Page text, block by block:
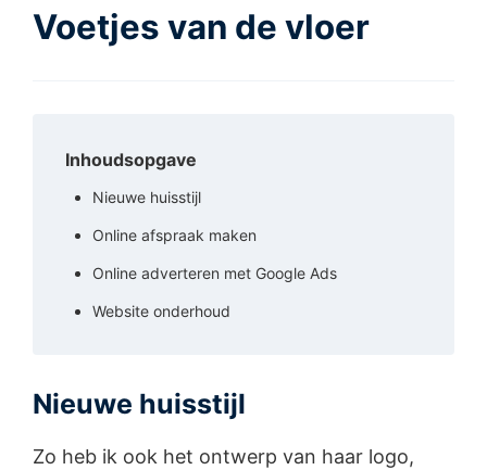
Voetjes van de vloer
Inhoudsopgave
Nieuwe huisstijl
Online afspraak maken
Online adverteren met Google Ads
Website onderhoud
Nieuwe huisstijl
Zo heb ik ook het ontwerp van haar logo,